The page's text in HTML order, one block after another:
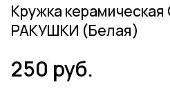
Кружка
РАКУШКИ (Белая)
250 руб.